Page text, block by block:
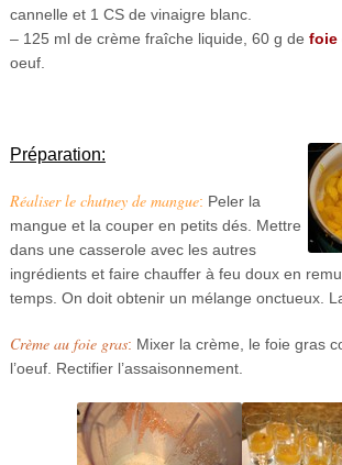
cannelle et 1 CS de vinaigre blanc.
– 125 ml de crème fraîche liquide, 60 g de foie
oeuf.
Préparation:
Réaliser le chutney de mangue: Peler la
mangue et la couper en petits dés. Mettre
dans une casserole avec les autres
ingrédients et faire chauffer à feu doux en
temps. On doit obtenir un mélange onctueux.
Crème au foie gras: Mixer la crème, le foie gras
l’oeuf. Rectifier l’assaisonnement.